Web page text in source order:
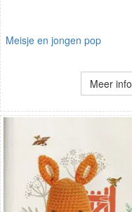
Meisje en jongen pop
Meer info